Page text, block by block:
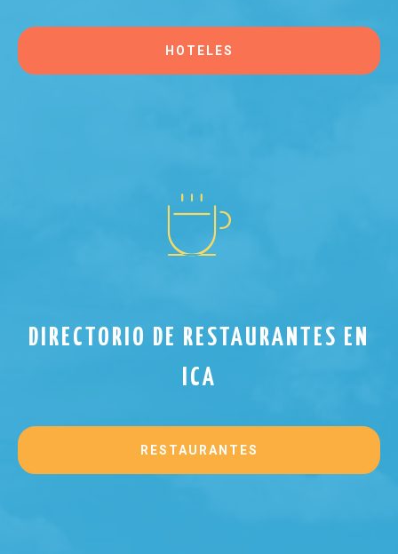
HOTELES
DIRECTORIO DE RESTAURANTES EN
ICA
RESTAURANTES